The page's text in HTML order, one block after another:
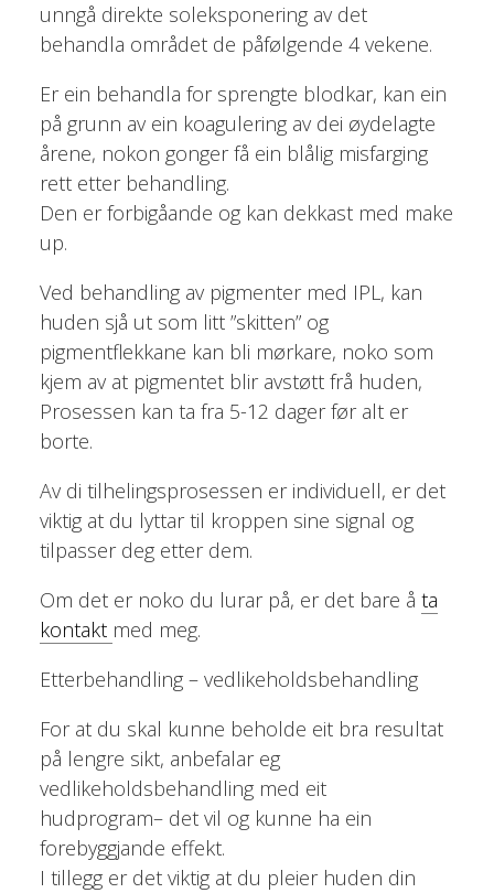
unngå direkte soleksponering av det
behandla området de påfølgende 4 vekene.
Er ein behandla for sprengte blodkar, kan ein
på grunn av ein koagulering av dei øydelagte
årene, nokon gonger få ein blålig misfarging
rett etter behandling.
Den er forbigåande og kan dekkast med make
up.
Ved behandling av pigmenter med IPL, kan
huden sjå ut som litt ”skitten” og
pigmentflekkane kan bli mørkare, noko som
kjem av at pigmentet blir avstøtt frå huden,
Prosessen kan ta fra 5-12 dager før alt er
borte.
Av di tilhelingsprosessen er individuell, er det
viktig at du lyttar til kroppen sine signal og
tilpasser deg etter dem.
Om det er noko du lurar på, er det bare å ta
kontakt med meg.
Etterbehandling – vedlikeholdsbehandling
For at du skal kunne beholde eit bra resultat
på lengre sikt, anbefalar eg
vedlikeholdsbehandling med eit
hudprogram– det vil og kunne ha ein
forebyggjande effekt.
I tillegg er det viktig at du pleier huden din